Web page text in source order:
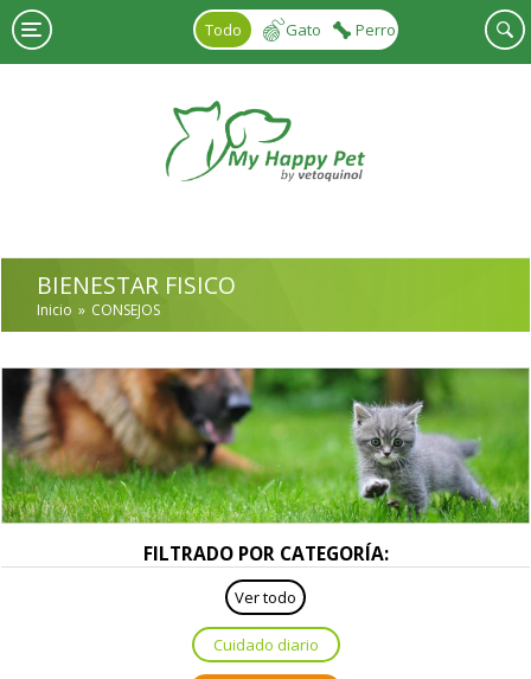
Pasar al contenido principal
Todo
Gato Perro
BIENESTAR FISICO
USTED ESTÁ AQUÍ
Inicio CONSEJOS
FILTRADO POR CATEGORÍA:
Ver todo
Cuidado diario